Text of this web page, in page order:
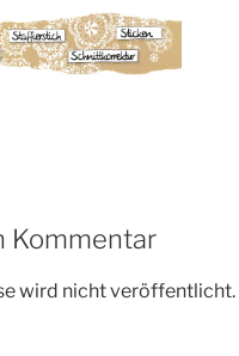
Kommentar
wird nicht veröffentlicht.